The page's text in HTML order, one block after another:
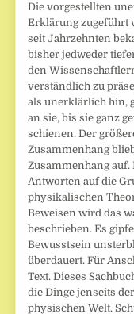
Die vorgestellten
Erklärung zugeführt
seit Jahrzehnten
bisher jedweder
den
verständlich zu
als unerklärlich hin,
an sie, bis sie ganz
schienen. Der
Zusammenhang
Zusammenhang
Antworten auf die
physikalischen
Beweisen wird das
beschrieben. Es
Bewusstsein
überdauert. Für
Text. Dieses
die Dinge jenseits
physischen Welt.